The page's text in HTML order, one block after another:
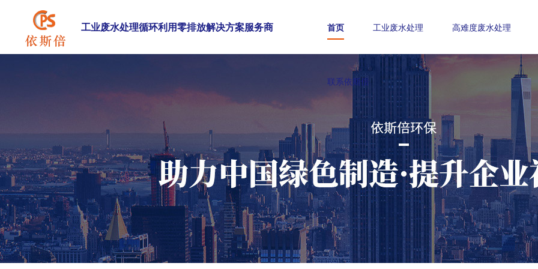
工业废水处理循环利用零排放解决方案服务商 首页 工业废水处理 高难度废水处理
联系依斯倍